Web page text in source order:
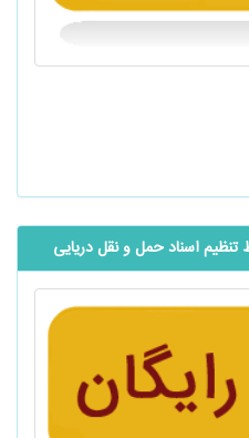
اسناد حمل و نقل دریایی